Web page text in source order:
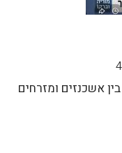
אשכנזים ומזרחים